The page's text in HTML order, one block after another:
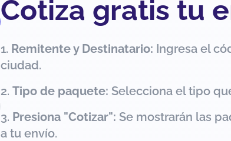
Cotiza gratis tu
Remitente y Destinatario: Ingresa el
ciudad.
Tipo de paquete: Selecciona el tipo
Presiona "Cotizar": Se mostrarán las
a tu envío.